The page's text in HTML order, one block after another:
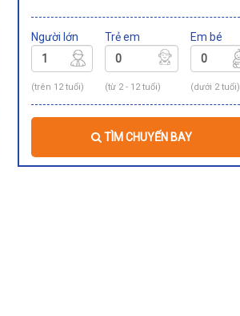
Người lớn
(trên 12 tuổi)
Trẻ em
(từ 2 - 12 tuổi)
Em bé
(dưới 2 tuổi)
TÌM CHUYẾN BAY